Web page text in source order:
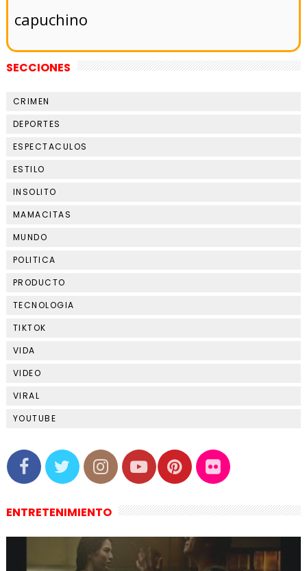
capuchino
SECCIONES
CRIMEN
DEPORTES
ESPECTACULOS
ESTILO
INSOLITO
MAMACITAS
MUNDO
POLITICA
PRODUCTO
TECNOLOGIA
TIKTOK
VIDA
VIDEO
VIRAL
YOUTUBE
ENTRETENIMIENTO